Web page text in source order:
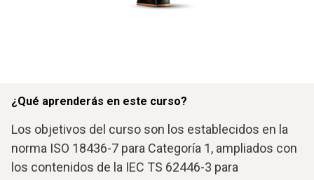
¿Qué aprenderás en este curso?
Los objetivos del curso son los establecidos en la
norma ISO 18436-7 para Categoría 1, ampliados con
los contenidos de la IEC TS 62446-3 para